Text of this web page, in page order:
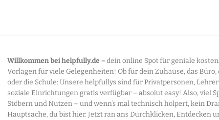
Willkommen bei helpfully.de –dein online Spot für geniale
Vorlagen für viele Gelegenheiten! Ob für dein Zuhause, das Büro,
oder die Schule: Unsere helpfullys sind für Privatpersonen,
soziale Einrichtungen gratis verfügbar – absolut easy! Also, viel
Stöbern und Nutzen – und wenn’s mal technisch holpert, kein
Hauptsache, du bist hier. Jetzt ran ans Durchklicken, Entdecken